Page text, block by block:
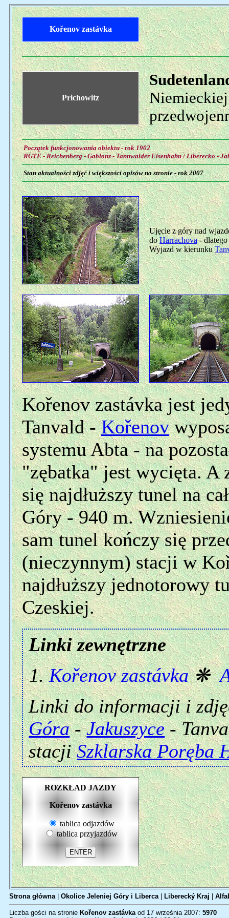
Kořenov zastávka
Prichowitz
Początek funkcjonowania obiektu - rok 1902
RGTE - Reichenberg - Gablonz - Tannwalder Eisenbahn / Liberecko -
Stan aktualności zdjęć i większości opisów na stronie - rok 2007
Ujęcie z góry nad
doHarrachova- dlatego
Wyjazd w kierunku
Kořenov zastávka jest
Tanvald -Kořenov
systemu Abta - na
"zębatka" jest wycięta. A
się najdłuższy tunel na
Góry - 940 m.
sam tunel kończy się
(nieczynnym) stacji w
najdłuższy jednotorowy
Czeskiej.
Linki zewnętrzne
Kořenov zastávka❋
Linki do informacji i
Góra-Jakuszyce-
stacjiSzklarska Poręba
ROZKŁAD JAZDY
Kořenov zastávka
tablica odjazdów
tablica przyjazdów
Strona główna| Okolice Jeleniej Góry i Liberca| Liberecký Kraj
Liczba gości na stronie Kořenov zastávkaod 17 września 2007: 5970